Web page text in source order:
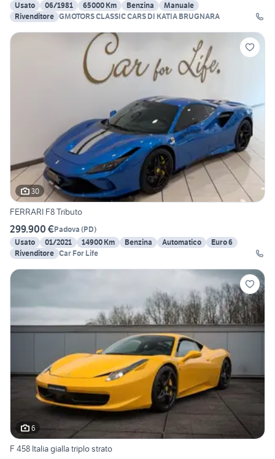
Usato
06/1981 65000 Km Benzina
Manuale
Rivenditore GMOTORS CLASSIC CARS DI KATIA BRUGNARA
30
FERRARI F8 Tributo
299.900 €Padova (PD)
Usato
01/2021 14900 Km Benzina Automatico
Euro 6
Rivenditore Car For Life
6
F 458 Italia gialla triplo strato